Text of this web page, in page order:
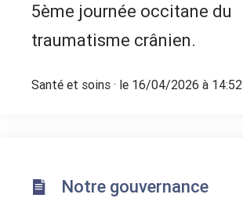
5ème journée occitane du
traumatisme crânien.
Santé et soins · le 16/04/2026 à 14:52
Notre gouvernance